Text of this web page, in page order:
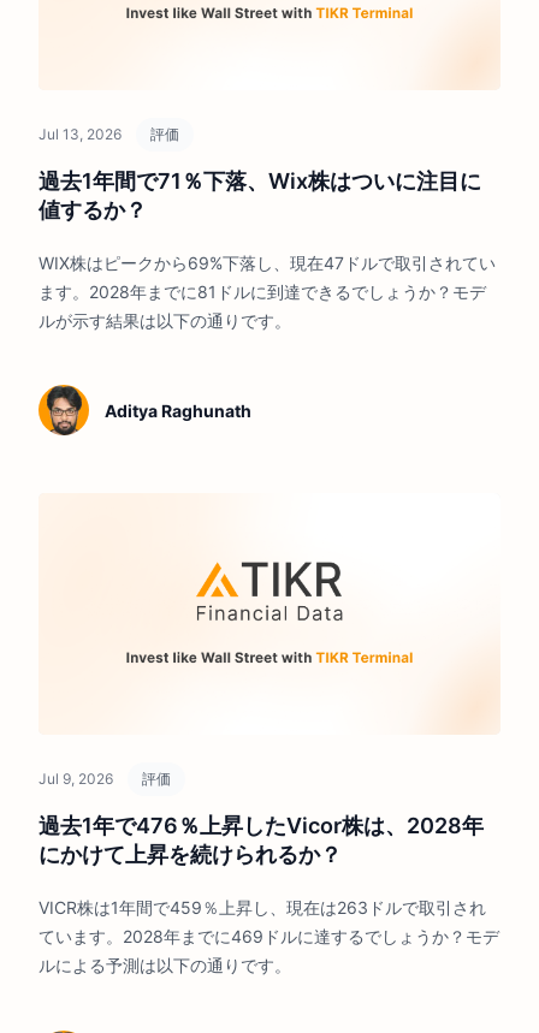
Jul 13, 2026 評価
過去1年間で71％下落、Wix株はついに注目に
値するか？
WIX株はピークから69%下落し、現在47ドルで取引されてい
ます。2028年までに81ドルに到達できるでしょうか？モデ
ルが示す結果は以下の通りです。
Aditya Raghunath
Jul 9, 2026 評価
過去1年で476％上昇したVicor株は、2028年
にかけて上昇を続けられるか？
VICR株は1年間で459％上昇し、現在は263ドルで取引され
ています。2028年までに469ドルに達するでしょうか？モデ
ルによる予測は以下の通りです。